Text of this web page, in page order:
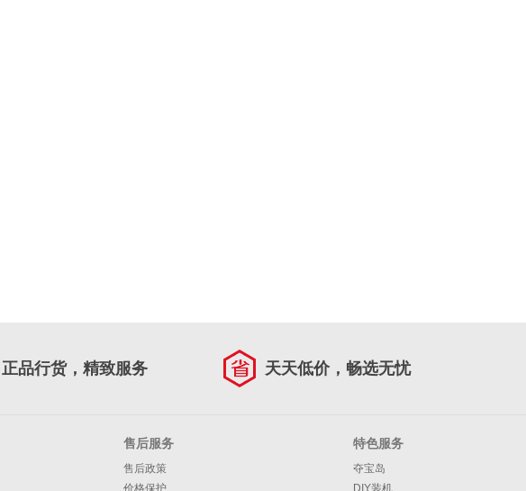
正品行货，精致服务 天天低价，畅选无忧
售后服务
售后政策
价格保护
特色服务
夺宝岛
DIY装机